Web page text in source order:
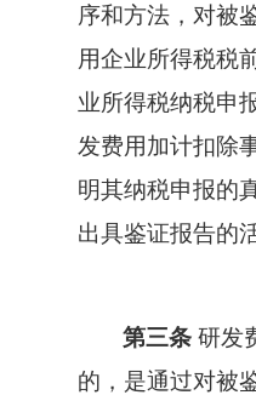
序和方法，对被
用企业所得税税
业所得税纳税申
发费用加计扣除
明其纳税申报的
出具鉴证报告的
第三条研发
的，是通过对被